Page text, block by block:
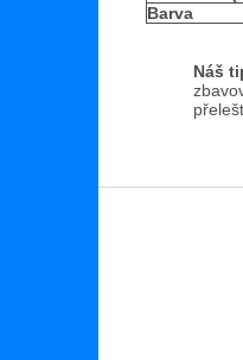
Barva
Náš